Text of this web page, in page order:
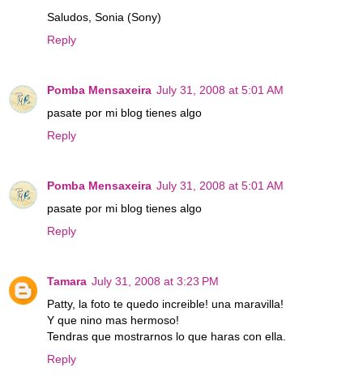
Saludos, Sonia (Sony)
Reply
Pomba Mensaxeira July 31, 2008 at 5:01 AM
pasate por mi blog tienes algo
Reply
Pomba Mensaxeira July 31, 2008 at 5:01 AM
pasate por mi blog tienes algo
Reply
Tamara July 31, 2008 at 3:23 PM
Patty, la foto te quedo increible! una maravilla!
Y que nino mas hermoso!
Tendras que mostrarnos lo que haras con ella.
Reply